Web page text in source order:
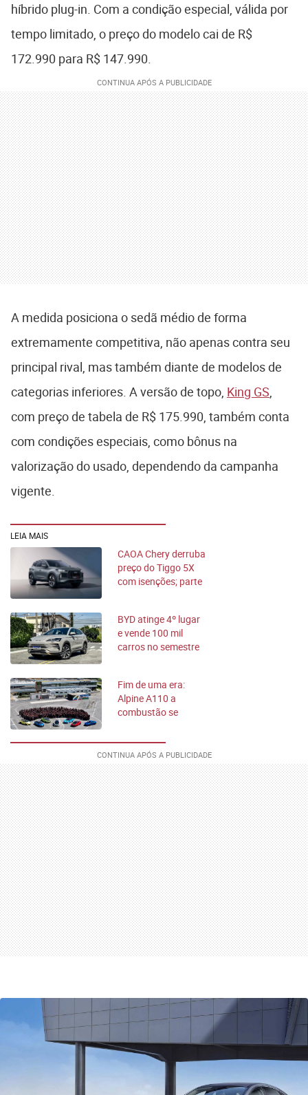
híbrido plug-in. Com a condição especial, válida por
tempo limitado, o preço do modelo cai de R$
172.990 para R$ 147.990.
A medida posiciona o sedã médio de forma
extremamente competitiva, não apenas contra seu
principal rival, mas também diante de modelos de
categorias inferiores. A versão de topo, King GS,
com preço de tabela de R$ 175.990, também conta
com condições especiais, como bônus na
valorização do usado, dependendo da campanha
vigente.
LEIA MAIS
CAOA Chery derruba
preço do Tiggo 5X
com isenções; parte
BYD atinge 4º lugar
e vende 100 mil
carros no semestre
Fim de uma era:
Alpine A110 a
combustão se
vez ao EV